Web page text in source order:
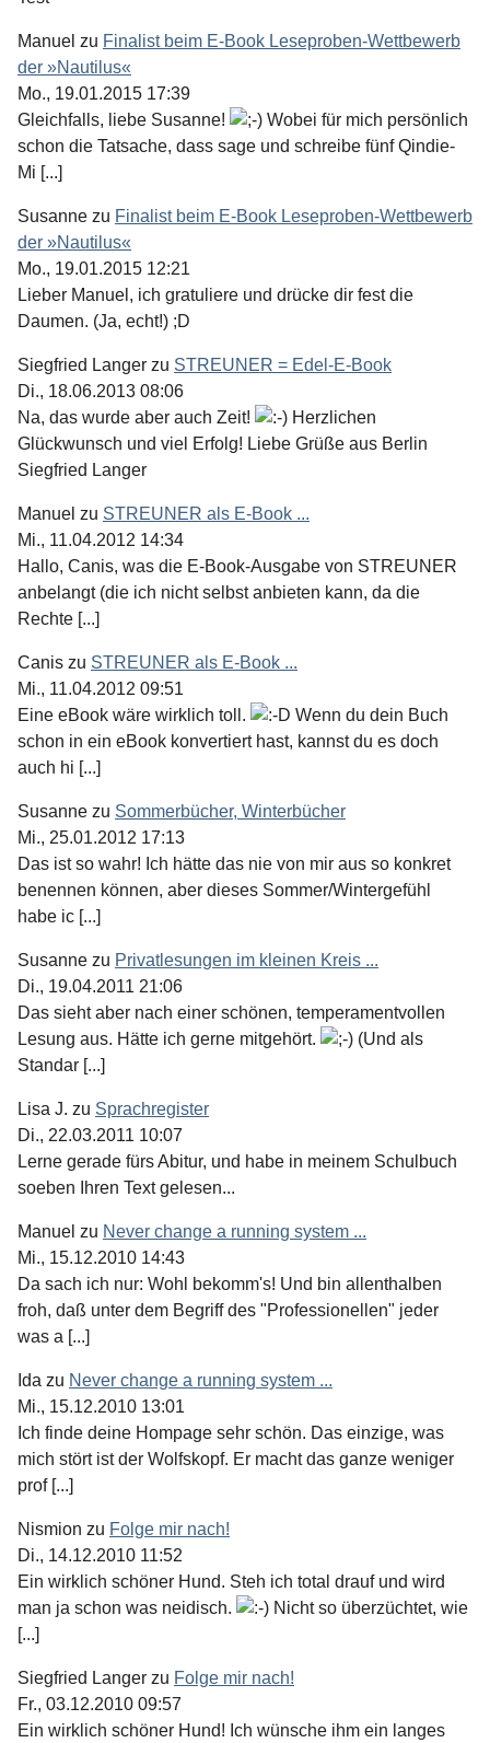
Manuel zu Finalist beim E-Book Leseproben-Wettbewerb
der »Nautilus«
Mo., 19.01.2015 17:39
Gleichfalls, liebe Susanne!
Wobei für mich persönlich
schon die Tatsache, dass sage und schreibe fünf Qindie-
Mi [...]
Susanne zu Finalist beim E-Book Leseproben-Wettbewerb
der »Nautilus«
Mo., 19.01.2015 12:21
Lieber Manuel, ich gratuliere und drücke dir fest die
Daumen. (Ja, echt!) ;D
Siegfried Langer zu STREUNER = Edel-E-Book
Di., 18.06.2013 08:06
Na, das wurde aber auch Zeit!
Herzlichen
Glückwunsch und viel Erfolg! Liebe Grüße aus Berlin
Siegfried Langer
Manuel zu STREUNER als E-Book ...
Mi., 11.04.2012 14:34
Hallo, Canis, was die E-Book-Ausgabe von STREUNER
anbelangt (die ich nicht selbst anbieten kann, da die
Rechte [...]
Canis zu STREUNER als E-Book ...
Mi., 11.04.2012 09:51
Eine eBook wäre wirklich toll.
Wenn du dein Buch
schon in ein eBook konvertiert hast, kannst du es doch
auch hi [...]
Susanne zu Sommerbücher, Winterbücher
Mi., 25.01.2012 17:13
Das ist so wahr! Ich hätte das nie von mir aus so konkret
benennen können, aber dieses Sommer/Wintergefühl
habe ic [...]
Susanne zu Privatlesungen im kleinen Kreis ...
Di., 19.04.2011 21:06
Das sieht aber nach einer schönen, temperamentvollen
Lesung aus. Hätte ich gerne mitgehört.
(Und als
Standar [...]
Lisa J. zu Sprachregister
Di., 22.03.2011 10:07
Lerne gerade fürs Abitur, und habe in meinem Schulbuch
soeben Ihren Text gelesen...
Manuel zu Never change a running system ...
Mi., 15.12.2010 14:43
Da sach ich nur: Wohl bekomm's! Und bin allenthalben
froh, daß unter dem Begriff des "Professionellen" jeder
was a [...]
Ida zu Never change a running system ...
Mi., 15.12.2010 13:01
Ich finde deine Hompage sehr schön. Das einzige, was
mich stört ist der Wolfskopf. Er macht das ganze weniger
prof [...]
Nismion zu Folge mir nach!
Di., 14.12.2010 11:52
Ein wirklich schöner Hund. Steh ich total drauf und wird
man ja schon was neidisch.
Nicht so überzüchtet, wie
[...]
Siegfried Langer zu Folge mir nach!
Fr., 03.12.2010 09:57
Ein wirklich schöner Hund! Ich wünsche ihm ein langes